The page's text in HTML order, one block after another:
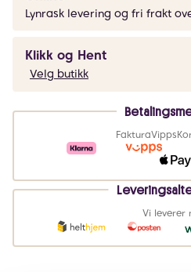
Lynrask levering og fri frakt
Klikk og Hent
Velg butikk
FakturaVipps
Vi leverer